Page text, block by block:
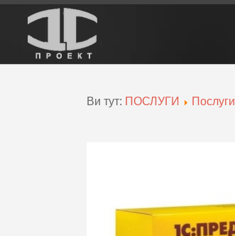
Ви тут: ПОСЛУГИ Послуги